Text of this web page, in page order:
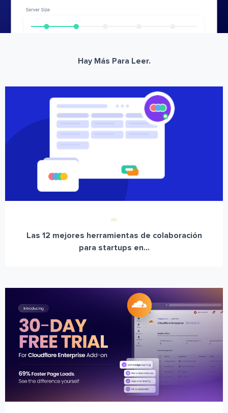
Hay Más Para Leer.
Las 12 mejores herramientas de colaboración
para startups en...